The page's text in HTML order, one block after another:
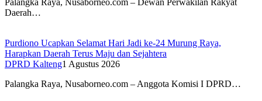
Daerah…
Purdiono Ucapkan Selamat Hari Jadi ke-24 Murung Raya,
Harapkan Daerah Terus Maju dan Sejahtera
DPRD Kalteng1 Agustus 2026
Palangka Raya, Nusaborneo.com – Anggota Komisi I DPRD…